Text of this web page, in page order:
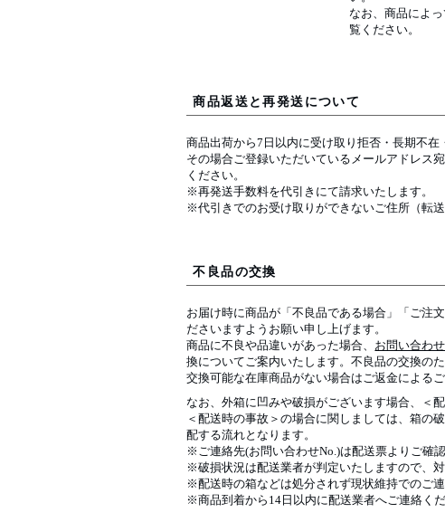
なお、商品によ
覧ください。
商品返送と再発送について
商品出荷から7日以内に受け取り拒否・長期不
その場合ご登録いただいているメールアドレス
ください。
※再発送手数料を代引きにて請求いたします。
※代引きでのお受け取りができないご住所（転
不良品の交換
お届け時に商品が「不良品である場合」「ご注
ださいますようお願い申し上げます。
商品に不良や品違いがあった場合、 お問い合わ
換についてご案内いたします。不良品の交換の
交換可能な在庫商品がない場合はご返金による
なお、外箱に凹みや破損がございます場合、＜
＜配送時の事故＞の場合に関しましては、箱の
配する流れとなります。
※ご連絡先(お問い合わせNo.)は配送票よりご確認
※破損状況は配送業者が判定いたしますので、
※配送時の箱などは処分されず現状維持でのご連
※商品到着から14日以内に配送業者へご連絡く